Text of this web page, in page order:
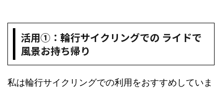
活用①：輪行サイクリングでの ライドで
風景お持ち帰り
私は輪行サイクリングでの利用をおすすめしていま